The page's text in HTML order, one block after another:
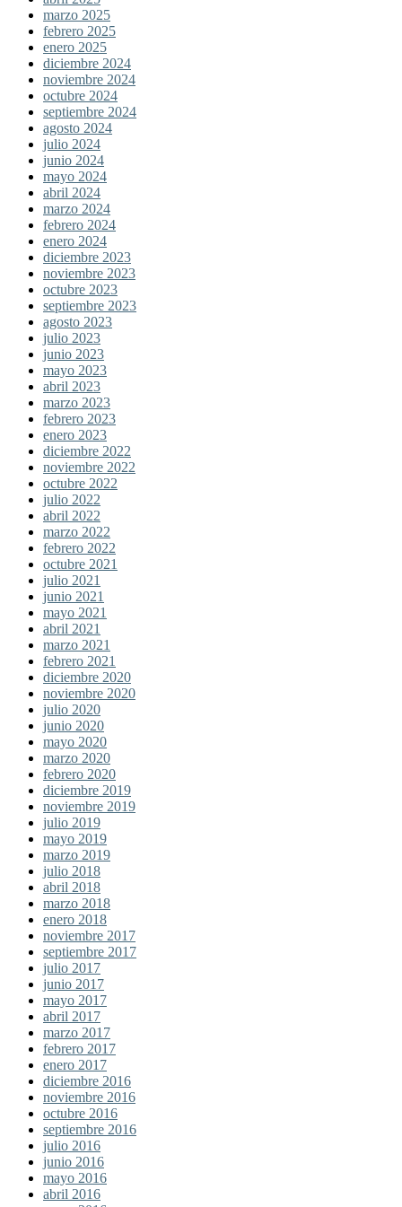
marzo 2025
febrero 2025
enero 2025
diciembre 2024
noviembre 2024
octubre 2024
septiembre 2024
agosto 2024
julio 2024
junio 2024
mayo 2024
abril 2024
marzo 2024
febrero 2024
enero 2024
diciembre 2023
noviembre 2023
octubre 2023
septiembre 2023
agosto 2023
julio 2023
junio 2023
mayo 2023
abril 2023
marzo 2023
febrero 2023
enero 2023
diciembre 2022
noviembre 2022
octubre 2022
julio 2022
abril 2022
marzo 2022
febrero 2022
octubre 2021
julio 2021
junio 2021
mayo 2021
abril 2021
marzo 2021
febrero 2021
diciembre 2020
noviembre 2020
julio 2020
junio 2020
mayo 2020
marzo 2020
febrero 2020
diciembre 2019
noviembre 2019
julio 2019
mayo 2019
marzo 2019
julio 2018
abril 2018
marzo 2018
enero 2018
noviembre 2017
septiembre 2017
julio 2017
junio 2017
mayo 2017
abril 2017
marzo 2017
febrero 2017
enero 2017
diciembre 2016
noviembre 2016
octubre 2016
septiembre 2016
julio 2016
junio 2016
mayo 2016
abril 2016